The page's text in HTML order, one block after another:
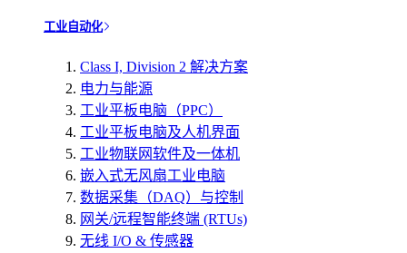
工业自动化
Class I, Division 2 解决方案
电力与能源
工业平板电脑（PPC）
工业平板电脑及人机界面
工业物联网软件及一体机
嵌入式无风扇工业电脑
数据采集（DAQ）与控制
网关/远程智能终端 (RTUs)
无线 I/O & 传感器